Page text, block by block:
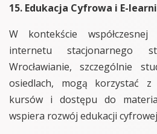
15. Edukacja Cyfrowa i E-
W kontekście
internetu stacjonarnego
Wrocławianie, szczególnie
osiedlach, mogą korzystać z
kursów i dostępu do
wspiera rozwój edukacji